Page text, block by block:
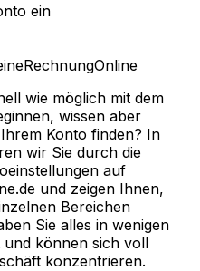
ein
wie möglich mit dem
wissen aber
Konto finden? In
wir Sie durch die
auf
und zeigen Ihnen,
Bereichen
Sie alles in wenigen
können sich voll
konzentrieren.